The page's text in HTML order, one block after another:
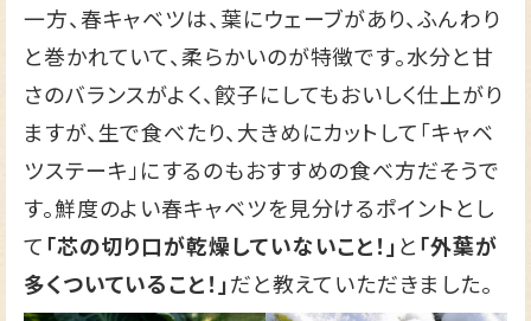
一方、春キャベツは、葉にウェーブがあり、ふんわり
と巻かれていて、柔らかいのが特徴です。水分と甘
さのバランスがよく、餃子にしてもおいしく仕上がり
ますが、生で食べたり、大きめにカットして「キャベ
ツステーキ」にするのもおすすめの食べ方だそうで
す。鮮度のよい春キャベツを見分けるポイントとし
て「芯の切り口が乾燥していないこと！」と「外葉が
多くついていること！」だと教えていただきました。